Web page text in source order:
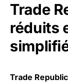
Trade
réduits
Trade Republic